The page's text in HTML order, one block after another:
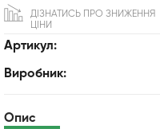
Артикул:
Виробник:
ДІЗНАТИСЬ ПРО ЗНИЖЕННЯ
ЦІНИ
Опис